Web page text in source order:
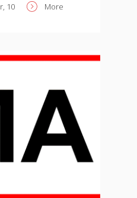
10 More